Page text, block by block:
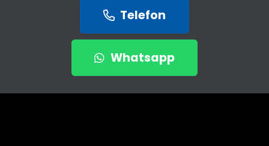
Telefon
Whatsapp